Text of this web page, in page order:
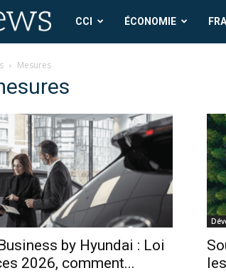
CCICCI ÉCONOMIE
Mesures
by Hyundai : Loi
2026, comment...